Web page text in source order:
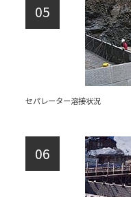
セパレーター溶接状況